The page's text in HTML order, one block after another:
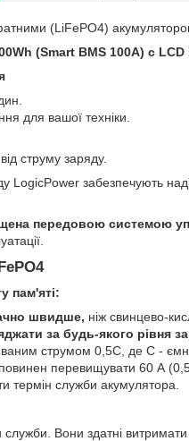
(LiFePO4)
(Smart BMS 100A) с LCD
для вашої техніки.
струму заряду.
LogicPower забезпечують
передовою системою
пам'яті:
швидше, ніж свинцево-
за будь-якого рівня
струмом 0,5С, де С -
перевищувати 60 А
термін служби акумулятора.
Вони здатні